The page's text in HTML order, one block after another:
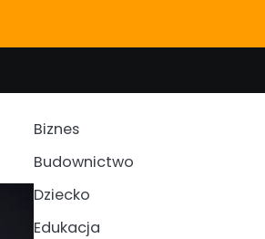
Biznes
Budownictwo
Dziecko
Edukacja